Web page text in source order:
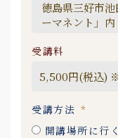
受講料
受講方法
開講場所に行く